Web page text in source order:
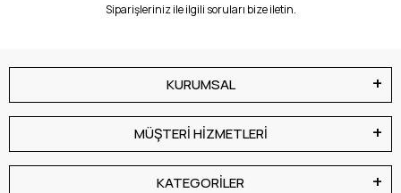
Siparişleriniz ile ilgili soruları bize iletin.
KURUMSAL
MÜŞTERİ HİZMETLERİ
KATEGORİLER